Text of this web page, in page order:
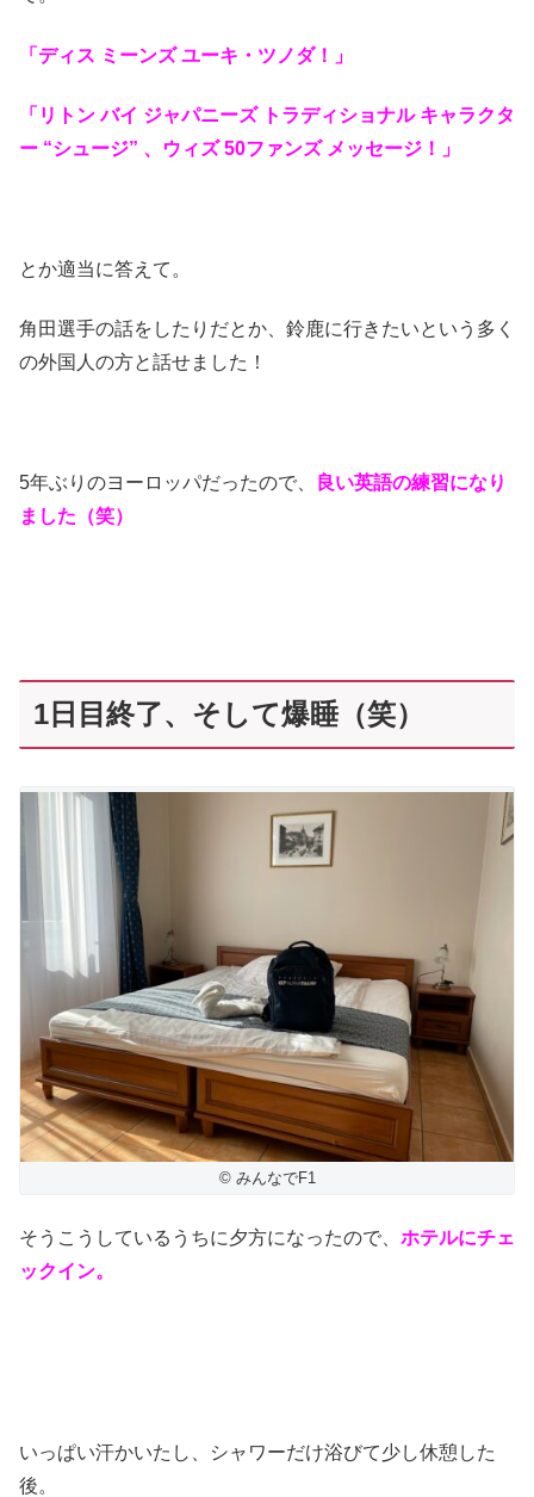
「ディス ミーンズ ユーキ・ツノダ！」
「リトン バイ ジャパニーズ トラディショナル キャラクタ
ー “シュージ” 、ウィズ 50ファンズ メッセージ！」
とか適当に答えて。
角田選手の話をしたりだとか、鈴鹿に行きたいという多く
の外国人の方と話せました！
5年ぶりのヨーロッパだったので、
良い英語の練習になり
ました（笑）
1日目終了、そして爆睡（笑）
© みんなでF1
そうこうしているうちに夕方になったので、 ホテルにチェ
ックイン。
いっぱい汗かいたし、シャワーだけ浴びて少し休憩した
後。